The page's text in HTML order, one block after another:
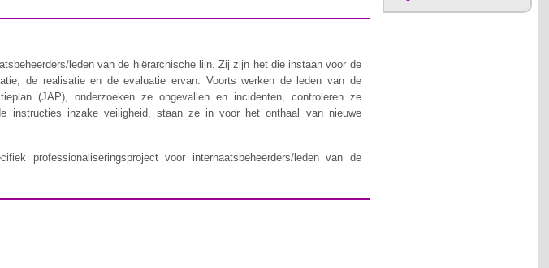
leden van de hiërarchische lijn. Zij zijn het die instaan voor de
de realisatie en de evaluatie ervan. Voorts werken de leden van de
(JAP), onderzoeken ze ongevallen en incidenten, controleren ze
instructies inzake veiligheid, staan ze in voor het onthaal van nieuwe
professionaliseringsproject voor internaatsbeheerders/leden van de